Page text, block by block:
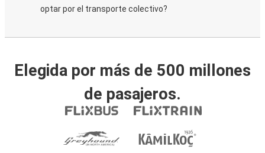
optar por el transporte colectivo?
Elegida por más de 500 millones
de pasajeros.